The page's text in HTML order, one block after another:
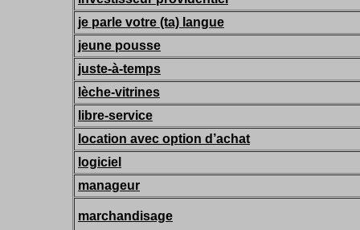
je parle votre (ta) langue
jeune pousse
juste-à-temps
lèche-vitrines
libre-service
location avec option d’achat
logiciel
manageur
marchandisage